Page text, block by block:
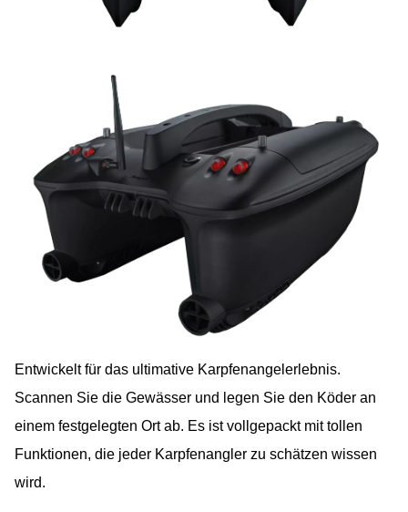
Entwickelt für das ultimative Karpfenangelerlebnis.
Scannen Sie die Gewässer und legen Sie den Köder an
einem festgelegten Ort ab. Es ist vollgepackt mit tollen
Funktionen, die jeder Karpfenangler zu schätzen wissen
wird.